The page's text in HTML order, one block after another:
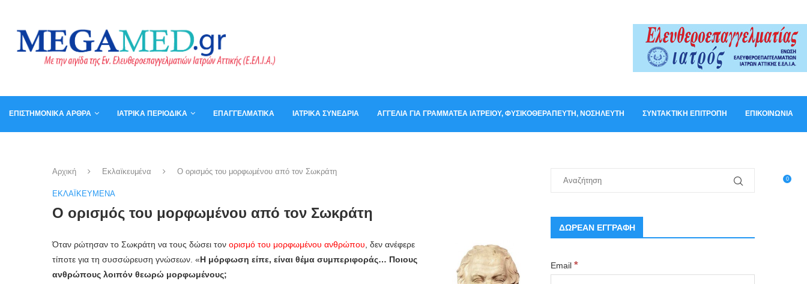
ΕΠΙΣΤΗΜΟΝΙΚΆ ΆΡΘΡΑ ΙΑΤΡΙΚΆ ΠΕΡΙΟΔΙΚΆ ΕΠΑΓΓΕΛΜΑΤΙΚΆ ΙΑΤΡΙΚΆ ΣΥΝΈΔΡΙΑ ΑΓΓΕΛΊΑ ΓΙΑ ΓΡΑΜΜΑΤΈΑ ΙΑΤΡΕΊΟΥ, ΦΥΣΙΚΟΘΕΡΑΠΕΥΤΉ, ΝΟΣΗΛΕΥΤΉ ΣΥΝΤΑΚΤΙΚΉ ΕΠΙΤΡΟΠΉ ΕΠΙΚΟΙΝΩΝΊΑ
0
Αρχική Εκλαϊκευμένα Ο ορισμός του μορφωμένου από τον Σωκράτη
ΕΚΛΑΪΚΕΥΜΈΝΑ
Ο ορισμός του μορφωμένου από τον Σωκράτη
Όταν ρώτησαν το Σωκράτη να τους δώσει τον ορισμό του μορφωμένου ανθρώπου , δεν ανέφερε
τίποτε για τη συσσώρευση γνώσεων. «Η μόρφωση είπε, είναι θέμα συμπεριφοράς… Ποιους
ανθρώπους λοιπόν θεωρώ μορφωμένους;
ΔΩΡΕΑΝ ΕΓΓΡΑΦΗ
Email *